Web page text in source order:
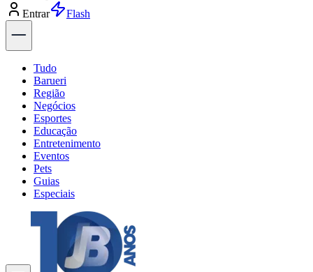
Entrar
Explorar
Tudo
Barueri
Região
Negócios
Esportes
Educação
Entretenimento
Eventos
Pets
Guias
Especiais
Explore Tudo
Últimas Notícias
Previsão do Tempo
Trânsito e Rotas